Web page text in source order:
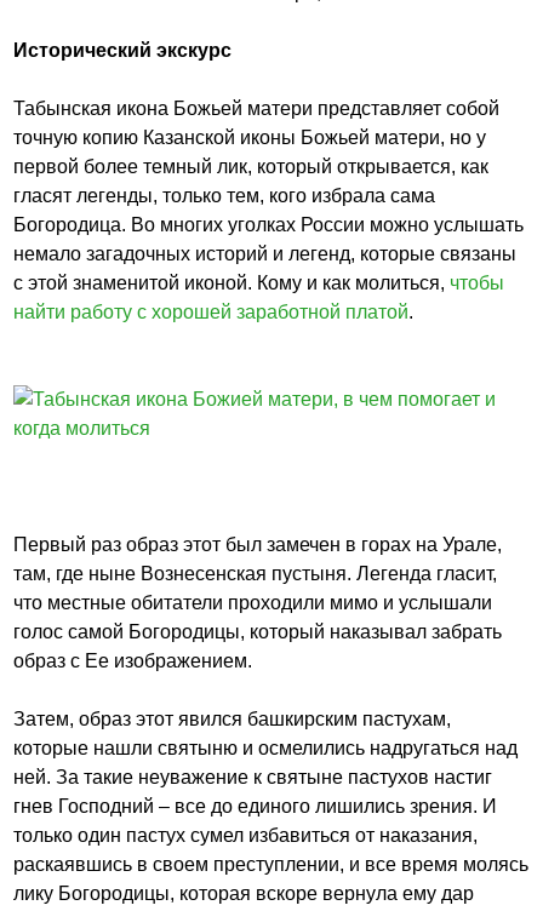
Исторический экскурс
Табынская икона Божьей матери представляет собой
точную копию Казанской иконы Божьей матери, но у
первой более темный лик, который открывается, как
гласят легенды, только тем, кого избрала сама
Богородица. Во многих уголках России можно услышать
немало загадочных историй и легенд, которые связаны
с этой знаменитой иконой. Кому и как молиться, чтобы
найти работу с хорошей заработной платой.
Первый раз образ этот был замечен в горах на Урале,
там, где ныне Вознесенская пустыня. Легенда гласит,
что местные обитатели проходили мимо и услышали
голос самой Богородицы, который наказывал забрать
образ с Ее изображением.
Затем, образ этот явился башкирским пастухам,
которые нашли святыню и осмелились надругаться над
ней. За такие неуважение к святыне пастухов настиг
гнев Господний – все до единого лишились зрения. И
только один пастух сумел избавиться от наказания,
раскаявшись в своем преступлении, и все время молясь
лику Богородицы, которая вскоре вернула ему дар